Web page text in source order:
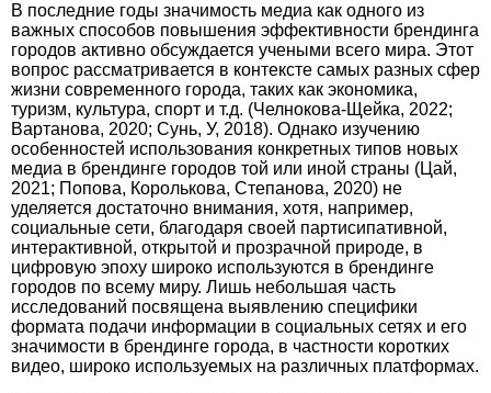
В последние годы значимость медиа как одного из
важных способов повышения эффективности брендинга
городов активно обсуждается учеными всего мира. Этот
вопрос рассматривается в контексте самых разных сфер
жизни современного города, таких как экономика,
туризм, культура, спорт и т.д. (Челнокова-Щейка, 2022;
Вартанова, 2020; Сунь, У, 2018). Однако изучению
особенностей использования конкретных типов новых
медиа в брендинге городов той или иной страны (Цай,
2021; Попова, Королькова, Степанова, 2020) не
уделяется достаточно внимания, хотя, например,
социальные сети, благодаря своей партисипативной,
интерактивной, открытой и прозрачной природе, в
цифровую эпоху широко используются в брендинге
городов по всему миру. Лишь небольшая часть
исследований посвящена выявлению специфики
формата подачи информации в социальных сетях и его
значимости в брендинге города, в частности коротких
видео, широко используемых на различных платформах.